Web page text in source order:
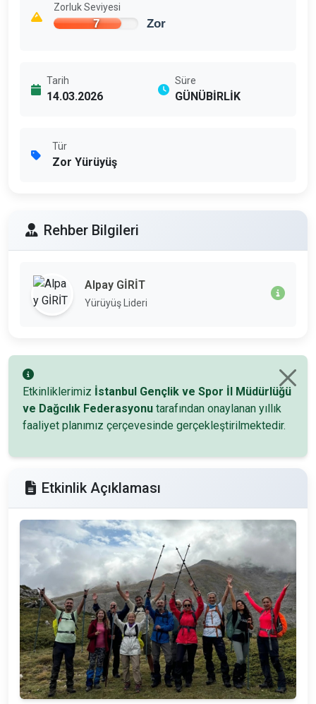
Zorluk Seviyesi
7 Zor
Tarih
14.03.2026
Süre
GÜNÜBİRLİK
Tür
Zor Yürüyüş
Rehber Bilgileri
Alpay GİRİT
Yürüyüş Lideri
Etkinliklerimiz İstanbul Gençlik ve Spor İl Müdürlüğü
ve Dağcılık Federasyonu tarafından onaylanan yıllık
faaliyet planımız çerçevesinde gerçekleştirilmektedir.
Etkinlik Açıklaması